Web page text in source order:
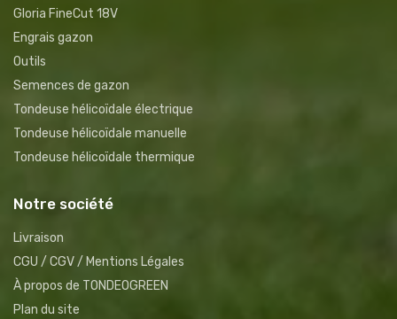
Gloria FineCut 18V
Engrais gazon
Outils
Semences de gazon
Tondeuse hélicoïdale électrique
Tondeuse hélicoïdale manuelle
Tondeuse hélicoïdale thermique
Notre société
Livraison
CGU / CGV / Mentions Légales
À propos de TONDEOGREEN
Plan du site